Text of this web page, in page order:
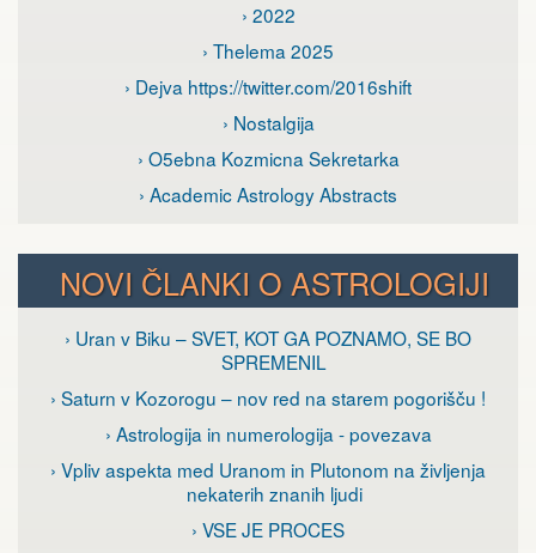
› 2022
› Thelema 2025
› Dejva https://twitter.com/2016shift
› Nostalgija
› O5ebna Kozmicna Sekretarka
› Academic Astrology Abstracts
NOVI ČLANKI O ASTROLOGIJI
› Uran v Biku – SVET, KOT GA POZNAMO, SE BO
SPREMENIL
› Saturn v Kozorogu – nov red na starem pogorišču !
› Astrologija in numerologija - povezava
› Vpliv aspekta med Uranom in Plutonom na življenja
nekaterih znanih ljudi
› VSE JE PROCES